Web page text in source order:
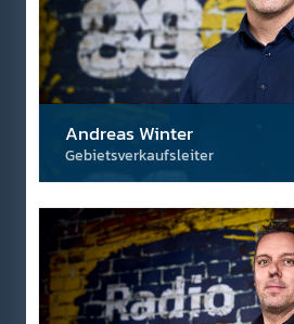
Andreas Winter
Gebietsverkaufsleiter